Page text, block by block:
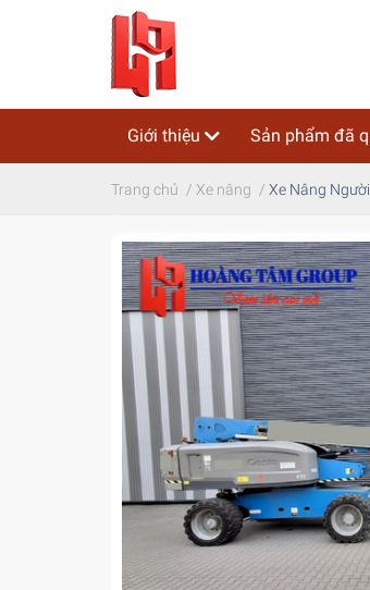
Giới thiệu Sản phẩm đã
Trang chủ / Xe nâng / Xe Nâng